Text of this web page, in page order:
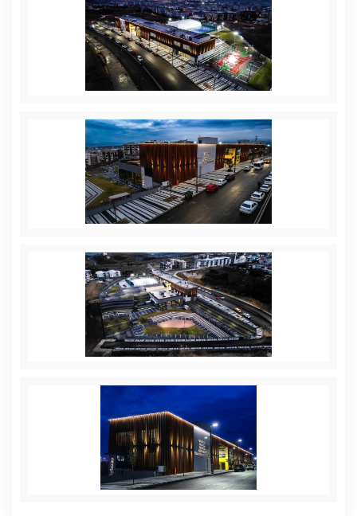
Kültür Sanat ve Sosyal İşler Müdürlüğü
Makine İkmal Bakım ve Onarım Müdürlüğü
Mali Hizmetler Müdürlüğü
Muhtarlık İşleri Müdürlüğü
Park ve Вahçeler Müdürlüğü
Plan ve Proje Müdürlüğü
Sağlık İşleri Müdürlüğü
Temizlik İşleri Müdürlüğü
Veteriner İşleri Müdürlüğü
Yazı İşleri Müdürlüğü
Zabıta Müdürlüğü